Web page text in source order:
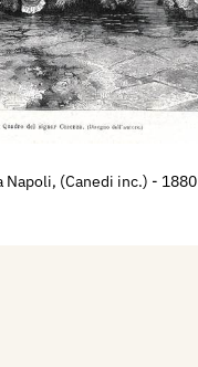
Napoli, (Canedi inc.) - 1880